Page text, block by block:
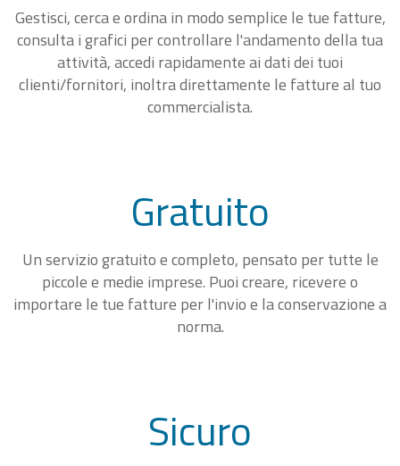
Gestisci, cerca e ordina in modo semplice le tue fatture,
consulta i grafici per controllare l'andamento della tua
attività, accedi rapidamente ai dati dei tuoi
clienti/fornitori, inoltra direttamente le fatture al tuo
commercialista.
Gratuito
Un servizio gratuito e completo, pensato per tutte le
piccole e medie imprese. Puoi creare, ricevere o
importare le tue fatture per l'invio e la conservazione a
norma.
Sicuro